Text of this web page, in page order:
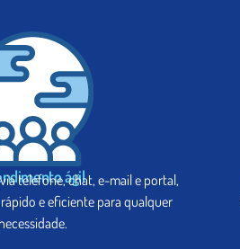
ágil
telefone, chat, e-mail e portal,
e eficiente para qualquer
necessidade.